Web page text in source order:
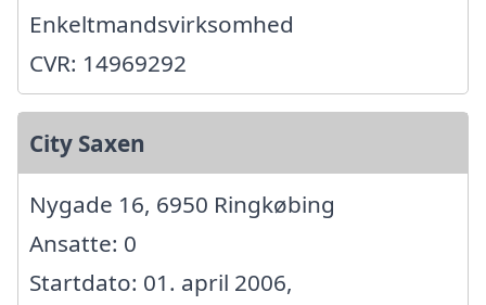
Enkeltmandsvirksomhed
CVR: 14969292
City Saxen
Nygade 16, 6950 Ringkøbing
Ansatte: 0
Startdato: 01. april 2006,